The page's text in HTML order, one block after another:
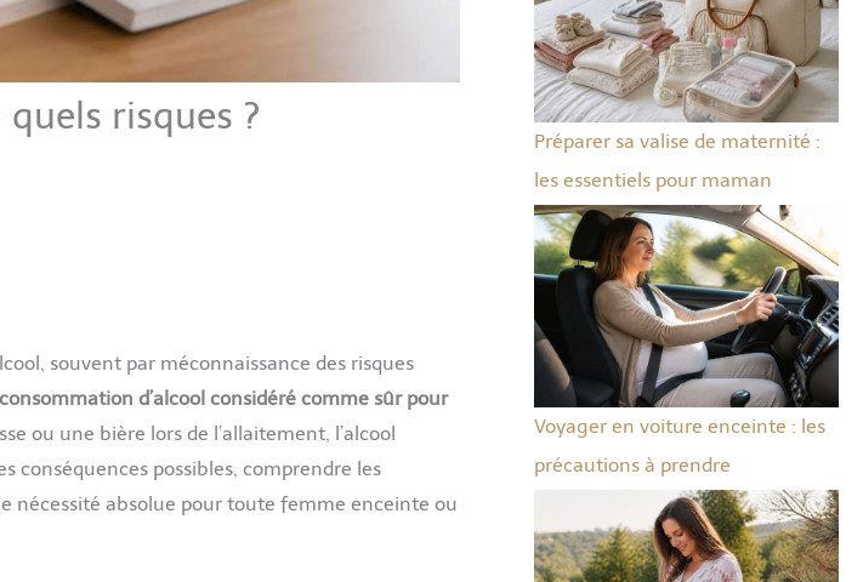
risques ?
souvent par méconnaissance des risques
d’alcool considéré comme sûr pour
ou une bière lors de l’allaitement, l’alcool
conséquences possibles, comprendre les
nécessité absolue pour toute femme enceinte ou
Préparer sa valise de maternité :
les essentiels pour maman
Voyager en voiture enceinte : les
précautions à prendre